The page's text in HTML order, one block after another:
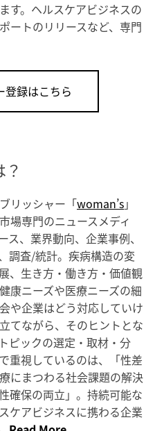
す。ヘルスケアビジネスの
ートのリリースなど、専門
登録はこちら
リッシャー「woman’s」
場専門のニュースメディ
、業界動向、企業事例、
調査/統計。疾病構造の変
、生き方・働き方・価値観
康ニーズや医療ニーズの細
や企業はどう対応していけ
てながら、そのヒントとな
ピックの選定・取材・分
重視しているのは、「性差
にまつわる社会課題の解決
確保の両立」。持続可能な
ケアビジネスに携わる企業